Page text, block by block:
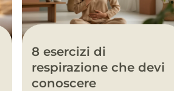
8 esercizi di
respirazione che devi
conoscere